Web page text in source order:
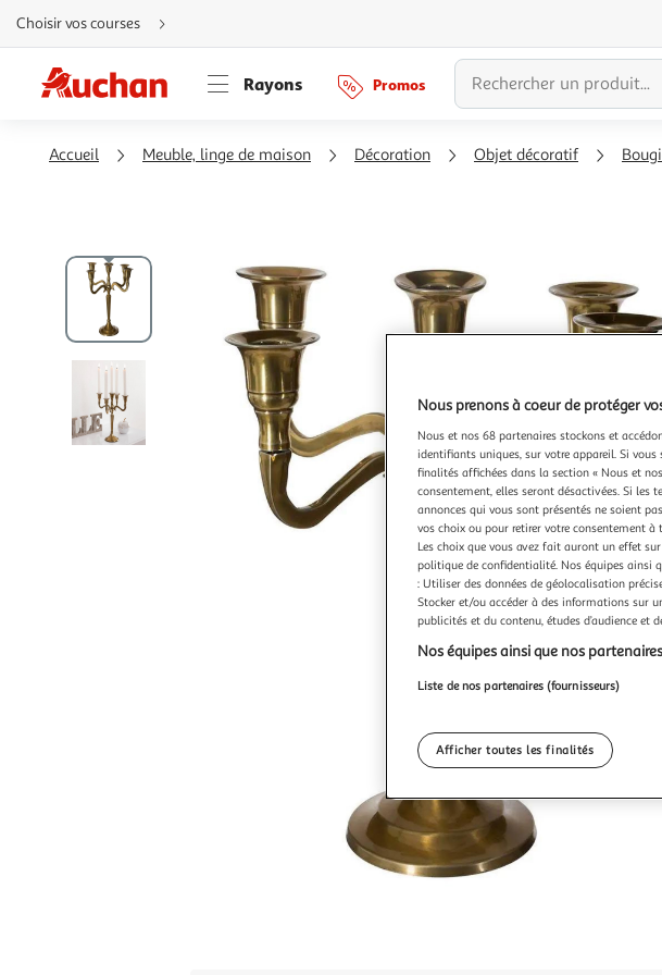
Aller
directement
au
Aller
directement
à
Aller
directement
Choisir vos courses
Rayons Promos
Accueil Meuble, linge de maison Décoration Objet décoratif
Nous prenons à coeur de protéger
Nous et nos 68 partenaires stockons et
identifiants uniques, sur votre appareil. Si vous
finalités affichées dans la section « Nous et
consentement, elles seront désactivées. Si les
annonces qui vous sont présentés ne soient
vos choix ou pour retirer votre consentement à
Les choix que vous avez fait auront un effet
politique de confidentialité. Nos équipes ainsi
: Utiliser des données de géolocalisation
Stocker et/ou accéder à des informations sur
publicités et du contenu, études d’audience et
Nos équipes ainsi que nos
Liste de nos partenaires (fournisseurs)
Afficher toutes les finalités